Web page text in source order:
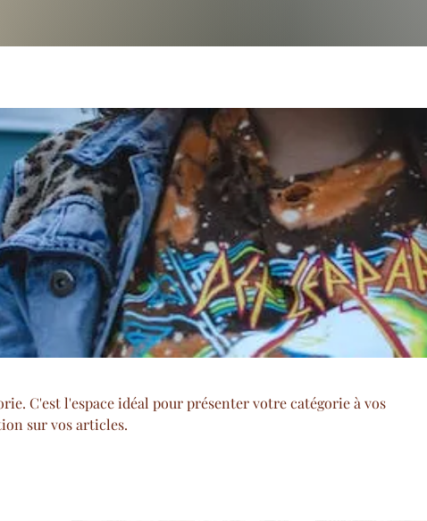
C'est l'espace idéal pour présenter votre catégorie à vos
sur vos articles.